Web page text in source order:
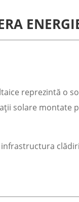
reprezintă o
solare montate